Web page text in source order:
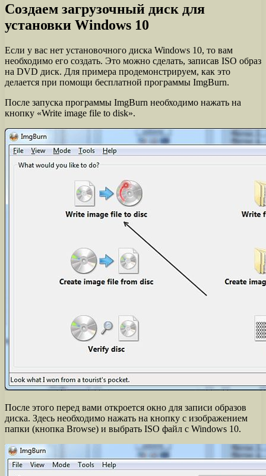
Создаем загрузочный диск для
установки Windows 10
Если у вас нет установочного диска Windows 10, то вам
необходимо его создать. Это можно сделать, записав ISO образ
на DVD диск. Для примера продемонстрируем, как это
делается при помощи бесплатной программы ImgBurn.
После запуска программы ImgBurn необходимо нажать на
кнопку «Write image file to disk».
После этого перед вами откроется окно для записи образов
диска. Здесь необходимо нажать на кнопку с изображением
папки (кнопка Browse) и выбрать ISO файл с Windows 10.